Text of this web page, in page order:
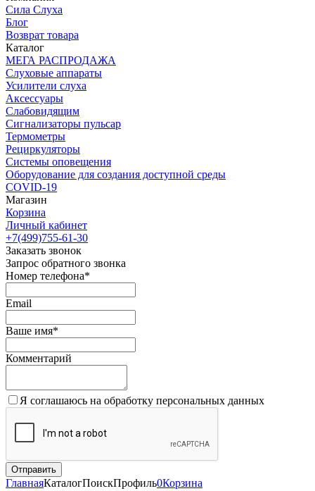
Сила Слуха
Блог
Возврат товара
Каталог
МЕГА РАСПРОДАЖА
Слуховые аппараты
Усилители слуха
Аксессуары
Слабовидящим
Сигнализаторы пульсар
Термометры
Рециркуляторы
Cистемы оповещения
Оборудование для создания доступной среды
COVID-19
Магазин
Корзина
Личный кабинет
+7(499)755-61-30
Заказать звонок
Запрос обратного звонка
Номер телефона*
Email
Ваше имя*
Комментарий
Я соглашаюсь на обработку персональных данных
ГлавнаяКаталогПоискПрофиль0Корзина